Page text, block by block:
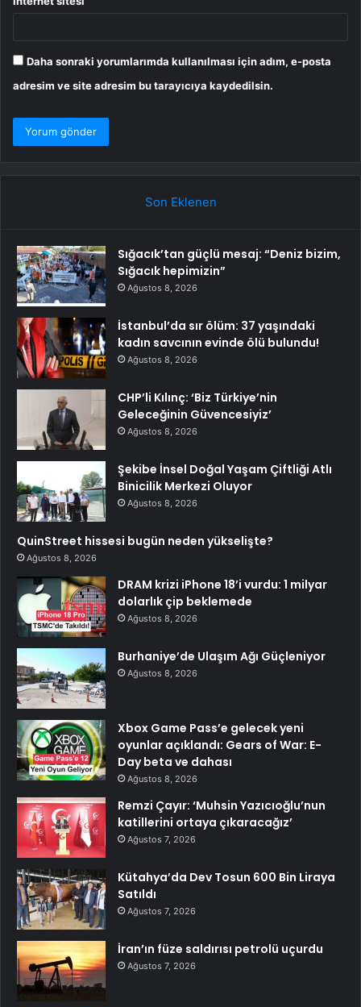
Daha sonraki yorumlarımda kullanılması için adım, e-posta
adresim ve site adresim bu tarayıcıya kaydedilsin.
Son Eklenen
Sığacık’tan güçlü mesaj: “Deniz bizim,
Sığacık hepimizin”
Ağustos 8, 2026
İstanbul’da sır ölüm: 37 yaşındaki
kadın savcının evinde ölü bulundu!
Ağustos 8, 2026
CHP’li Kılınç: ‘Biz Türkiye’nin
Geleceğinin Güvencesiyiz’
Ağustos 8, 2026
Şekibe İnsel Doğal Yaşam Çiftliği Atlı
Binicilik Merkezi Oluyor
Ağustos 8, 2026
QuinStreet hissesi bugün neden yükselişte?
Ağustos 8, 2026
DRAM krizi iPhone 18’i vurdu: 1 milyar
dolarlık çip beklemede
Ağustos 8, 2026
Burhaniye’de Ulaşım Ağı Güçleniyor
Ağustos 8, 2026
Xbox Game Pass’e gelecek yeni
oyunlar açıklandı: Gears of War: E-
Day beta ve dahası
Ağustos 8, 2026
Remzi Çayır: ‘Muhsin Yazıcıoğlu’nun
katillerini ortaya çıkaracağız’
Ağustos 7, 2026
Kütahya’da Dev Tosun 600 Bin Liraya
Satıldı
Ağustos 7, 2026
İran’ın füze saldırısı petrolü uçurdu
Ağustos 7, 2026